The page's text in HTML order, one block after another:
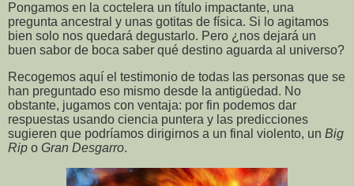
Pongamos en la coctelera un título impactante, una
pregunta ancestral y unas gotitas de física. Si lo agitamos
bien solo nos quedará degustarlo. Pero ¿nos dejará un
buen sabor de boca saber qué destino aguarda al universo?
Recogemos aquí el testimonio de todas las personas que se
han preguntado eso mismo desde la antigüedad. No
obstante, jugamos con ventaja: por fin podemos dar
respuestas usando ciencia puntera y las predicciones
sugieren que podríamos dirigirnos a un final violento, un Big
Rip o Gran Desgarro.